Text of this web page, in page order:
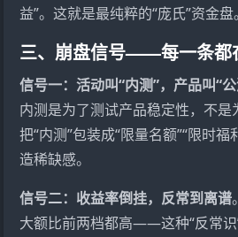
益”。这就是最纯粹的“庞氏”资金盘。
三、崩盘信号——每一条都
信号一：活动叫“内测”，产品叫“
内测是为了测试产品稳定性，不
把“内测”包装成“限量名额”“限时
造稀缺感。
信号二：收益率倒挂，反常到离谱
大额比前两档都高——这种“反常识